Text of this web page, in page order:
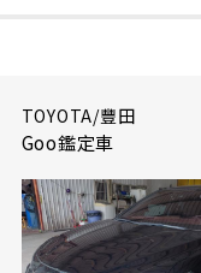
TOYOTA/豐田
Goo鑑定車